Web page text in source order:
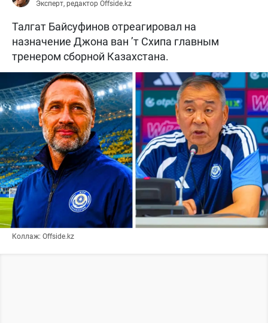
Эксперт, редактор Offside.kz
Талгат Байсуфинов отреагировал на
назначение Джона ван ’т Схипа главным
тренером сборной Казахстана.
Коллаж: Offside.kz